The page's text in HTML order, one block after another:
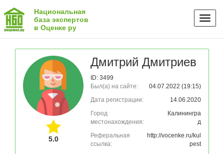
Национальная
база экспертов
в Оценке ру
5.0
Дмитрий Дмитриев
ID: 3499
Был(а) на сайте:
04.07.2022 (19:15)
Дата регистрации:
14.06.2020
Город
местонахождения:
Калинингра
д
Реферальная
ссылка:
http://vocenke.ru/kul
pest